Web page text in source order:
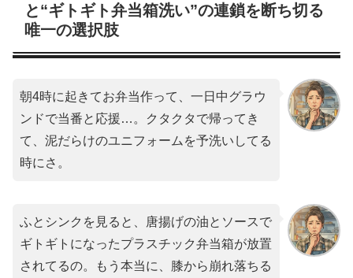
と“ギトギト弁当箱洗い”の連鎖を断ち切る
唯一の選択肢
朝4時に起きてお弁当作って、一日中グラウ
ンドで当番と応援…。クタクタで帰ってき
て、泥だらけのユニフォームを予洗いしてる
時にさ。
ふとシンクを見ると、唐揚げの油とソースで
ギトギトになったプラスチック弁当箱が放置
されてるの。もう本当に、膝から崩れ落ちる